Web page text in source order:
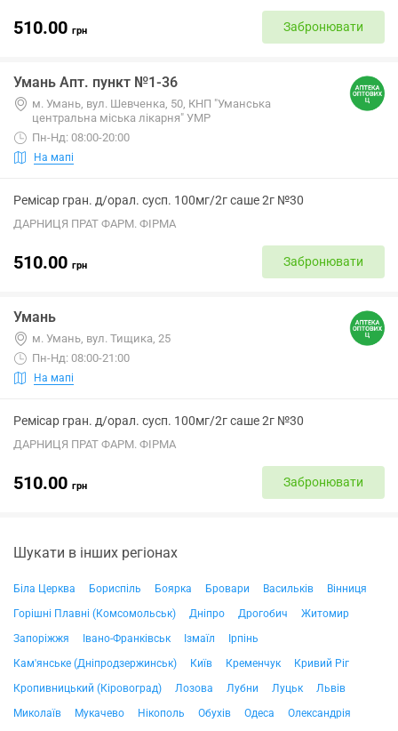
510.00 грн Забронювати
Умань Апт. пункт №1-36
м. Умань, вул. Шевченка, 50, КНП "Уманська
центральна міська лікарня" УМР
Пн-Нд: 08:00-20:00
На мапі
Ремісар гран. д/орал. сусп. 100мг/2г саше 2г №30
ДАРНИЦЯ ПРАТ ФАРМ. ФІРМА
510.00 грн Забронювати
Умань
м. Умань, вул. Тищика, 25
Пн-Нд: 08:00-21:00
На мапі
Ремісар гран. д/орал. сусп. 100мг/2г саше 2г №30
ДАРНИЦЯ ПРАТ ФАРМ. ФІРМА
510.00 грн Забронювати
Шукати в інших регіонах
Біла Церква Бориспіль Боярка Бровари Васильків
Вінниця
Горішні Плавні (Комсомольськ)
Дніпро Дрогобич
Житомир
Запоріжжя
Івано-Франківськ Ізмаїл
Ірпінь
Кам'янське (Дніпродзержинськ)
Київ Кременчук
Кривий Ріг
Кропивницький (Кіровоград)
Лозова Лубни Луцьк
Львів
Миколаїв
Мукачево Нікополь Обухів Одеса
Олександрія